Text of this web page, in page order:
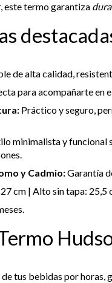
este termo garantiza
de alta calidad,
para acompañarte en
Práctico y seguro,
minimalista y funcional
y Cadmio:Garantía
cm | Alto sin tapa: 25,5
tus bebidas por horas,